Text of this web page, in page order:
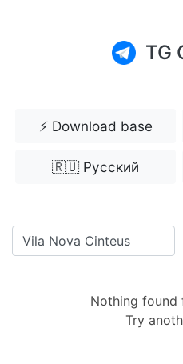
TG
⚡️ Download base
🇷🇺 Русский
Nothing found
Try